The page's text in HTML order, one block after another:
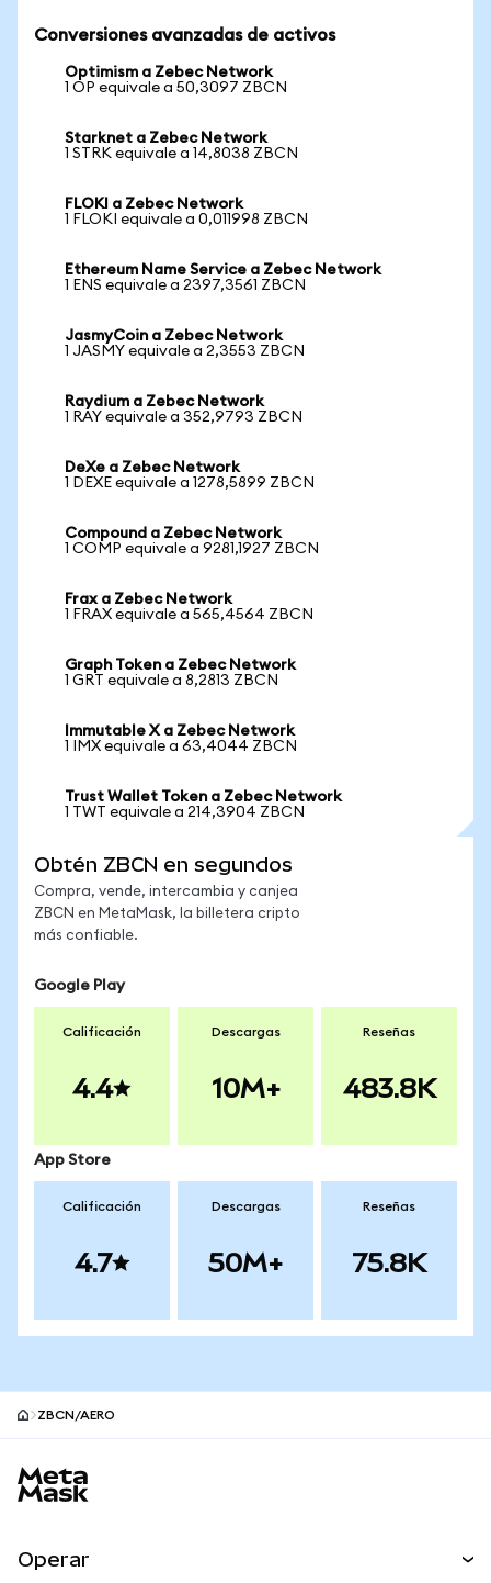
Conversiones avanzadas de activos
Optimism a Zebec Network
1 OP equivale a 50,3097 ZBCN
Starknet a Zebec Network
1 STRK equivale a 14,8038 ZBCN
FLOKI a Zebec Network
1 FLOKI equivale a 0,011998 ZBCN
Ethereum Name Service a Zebec Network
1 ENS equivale a 2397,3561 ZBCN
JasmyCoin a Zebec Network
1 JASMY equivale a 2,3553 ZBCN
Raydium a Zebec Network
1 RAY equivale a 352,9793 ZBCN
DeXe a Zebec Network
1 DEXE equivale a 1278,5899 ZBCN
Compound a Zebec Network
1 COMP equivale a 9281,1927 ZBCN
Frax a Zebec Network
1 FRAX equivale a 565,4564 ZBCN
Graph Token a Zebec Network
1 GRT equivale a 8,2813 ZBCN
Immutable X a Zebec Network
1 IMX equivale a 63,4044 ZBCN
Trust Wallet Token a Zebec Network
1 TWT equivale a 214,3904 ZBCN
Obtén ZBCN en segundos
Compra, vende, intercambia y canjea
ZBCN en MetaMask, la billetera cripto
más confiable.
Google Play
Calificación
4.4
Descargas
10M+
Reseñas
483.8K
App Store
Calificación
4.7
Descargas
50M+
Reseñas
75.8K
ZBCN/AERO
Operar